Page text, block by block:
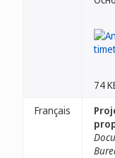
74
Français